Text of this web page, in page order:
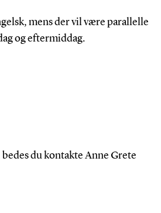
mens der vil være parallelle
og eftermiddag.
bedes du kontakte Anne Grete